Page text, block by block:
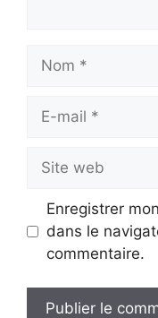
mail
web
Enregistrer
dans le
commentaire.